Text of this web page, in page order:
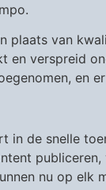
plaats van
verspreid
en
in de snelle
nu op elk